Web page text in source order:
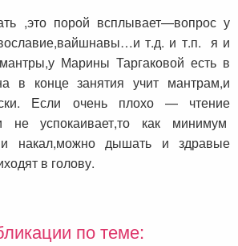
,это порой всплывает—вопрос у
т.д. и т.п. я и
Марины Таргаковой есть в
в конце занятия учит мантрам,и
Если очень плохо — чтение
не успокаивает,то как минимум
и накал,можно дышать и здравые
в голову.
по теме: